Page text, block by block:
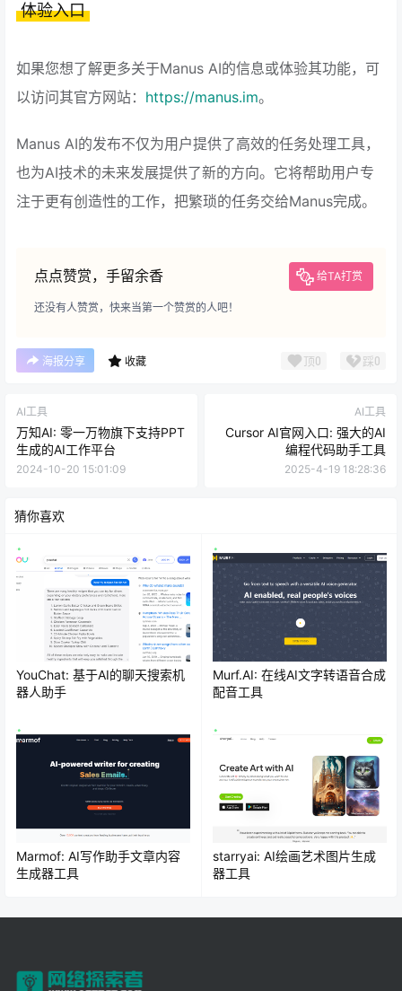
体验入口
如果您想了解更多关于Manus AI的信息或体验其功能，可
以访问其官方网站： https://manus.im。
Manus AI的发布不仅为用户提供了高效的任务处理工具，
也为AI技术的未来发展提供了新的方向。它将帮助用户专
注于更有创造性的工作，把繁琐的任务交给Manus完成。
点点赞赏，手留余香 给TA打赏
还没有人赞赏，快来当第一个赞赏的人吧！
海报分享 收藏 顶0 踩0
AI工具
万知AI: 零一万物旗下支持PPT
生成的AI工作平台
2024-10-20 15:01:09
AI工具
Cursor AI官网入口: 强大的AI
编程代码助手工具
2025-4-19 18:28:36
猜你喜欢
YouChat: 基于AI的聊天搜索机
器人助手
Murf.AI: 在线AI文字转语音合成
配音工具
Marmof: AI写作助手文章内容
生成器工具
starryai: AI绘画艺术图片生成
器工具